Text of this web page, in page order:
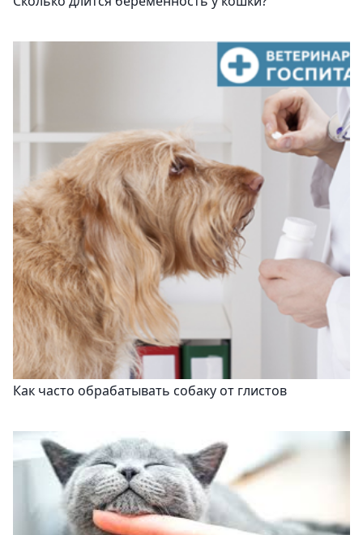
Как часто обрабатывать собаку от глистов